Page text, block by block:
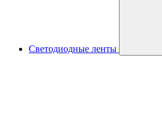
Светодиодные ленты